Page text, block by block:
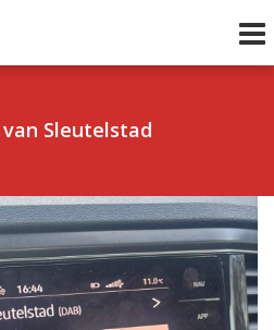
Sleutelstad
1 van 0 Volgend uur